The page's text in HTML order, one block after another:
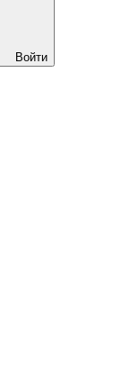
Войти